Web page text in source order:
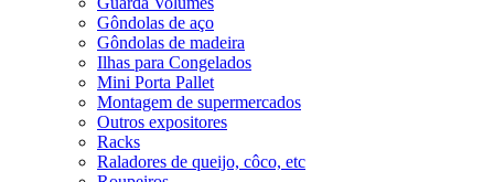
Gôndolas de aço
Gôndolas de madeira
Ilhas para Congelados
Mini Porta Pallet
Montagem de supermercados
Outros expositores
Racks
Raladores de queijo, côco, etc